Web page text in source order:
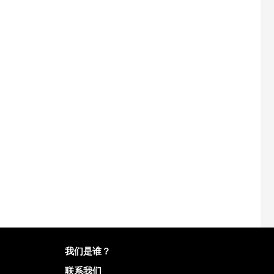
有关Mailo的更多信息
我们是谁？
联系我们